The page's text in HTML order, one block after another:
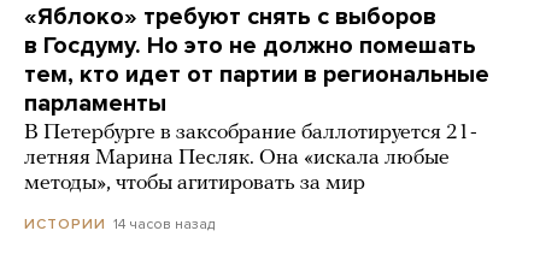
«Яблоко» требуют снять с выборов
в Госдуму. Но это не должно помешать
тем, кто идет от партии в региональные
парламенты
В Петербурге в заксобрание баллотируется 21-
летняя Марина Песляк. Она «искала любые
методы», чтобы агитировать за мир
ИСТОРИИ 14 часов назад